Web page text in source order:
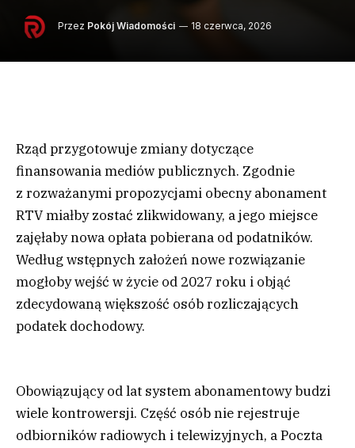
Przez Pokój Wiadomości 18 czerwca, 2026
Rząd przygotowuje zmiany dotyczące
finansowania mediów publicznych. Zgodnie
z rozważanymi propozycjami obecny abonament
RTV miałby zostać zlikwidowany, a jego miejsce
zajęłaby nowa opłata pobierana od podatników.
Według wstępnych założeń nowe rozwiązanie
mogłoby wejść w życie od 2027 roku i objąć
zdecydowaną większość osób rozliczających
podatek dochodowy.
Obowiązujący od lat system abonamentowy budzi
wiele kontrowersji. Część osób nie rejestruje
odbiorników radiowych i telewizyjnych, a Poczta